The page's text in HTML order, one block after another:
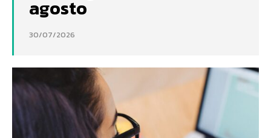
agosto
30/07/2026